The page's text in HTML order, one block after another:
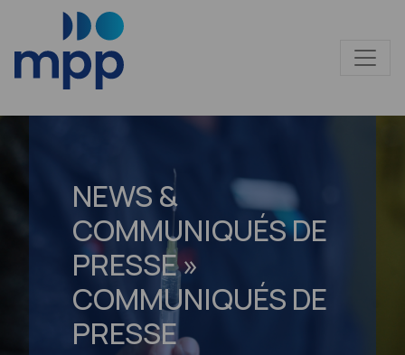
NEWS &
COMMUNIQUÉS DE
PRESSE »
COMMUNIQUÉS DE
PRESSE